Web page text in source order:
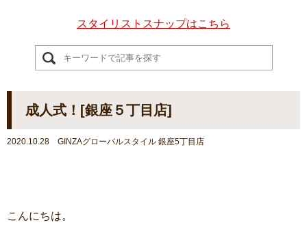
スタイリストスナップはこちら
成人式！[銀座５丁目店]
2020.10.28 GINZAグローバルスタイル 銀座5丁目店
こんにちは。